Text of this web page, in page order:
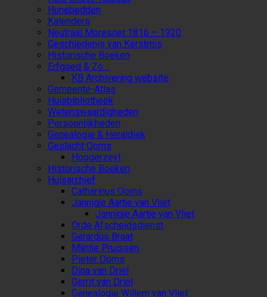
Hunebedden
Kalenders
Neutraal Moresnet 1816 – 1920
Geschiedenis van Kerstmis
Historische Boeken
Erfgoed & Zo…
KB Archivering website
Gemeente-Atlas
Huisbibliotheek
Wetenswaardigheden
Persoonlijkheden
Genealogie & Heraldiek
Geslacht Ooms
Hoogerzeyl
Historische Boeken
Huisarchief
Catharinus Ooms
Jannigje Aartje van Vliet
Jannigje Aartje van Vliet
Orde Afscheidsdienst
Gerardus Braat
Mijntje Pruissen
Pieter Ooms
Dina van Driel
Gerrit van Driel
Genealogie Willem van Vliet